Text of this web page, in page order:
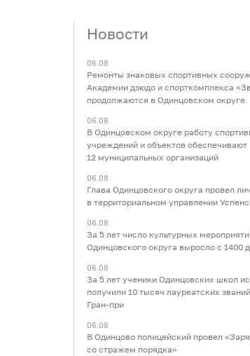
Новости
06.08
Ремонты знаковых спортивных
Академии дзюдо и спорткомплекса
продолжаются в Одинцовском округе
06.08
В Одинцовском округе работу
учреждений и объектов обеспечивают
12 муниципальных организаций
06.08
Глава Одинцовского округа провел
в территориальном управлении
06.08
За 5 лет число культурных
Одинцовского округа выросло с 1400
06.08
За 5 лет ученики Одинцовских школ
получили 10 тысяч лауреатских
Гран-при
06.08
В Одинцово полицейский провел
со стражем порядка»